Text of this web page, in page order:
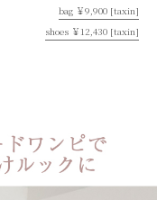
bag ￥9,900 [taxin]
shoes ￥12,430 [taxin]